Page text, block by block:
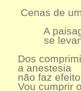
Cenas de
A
se levanta
Dos
a anestesia
não faz efeito
Vou cumprir o